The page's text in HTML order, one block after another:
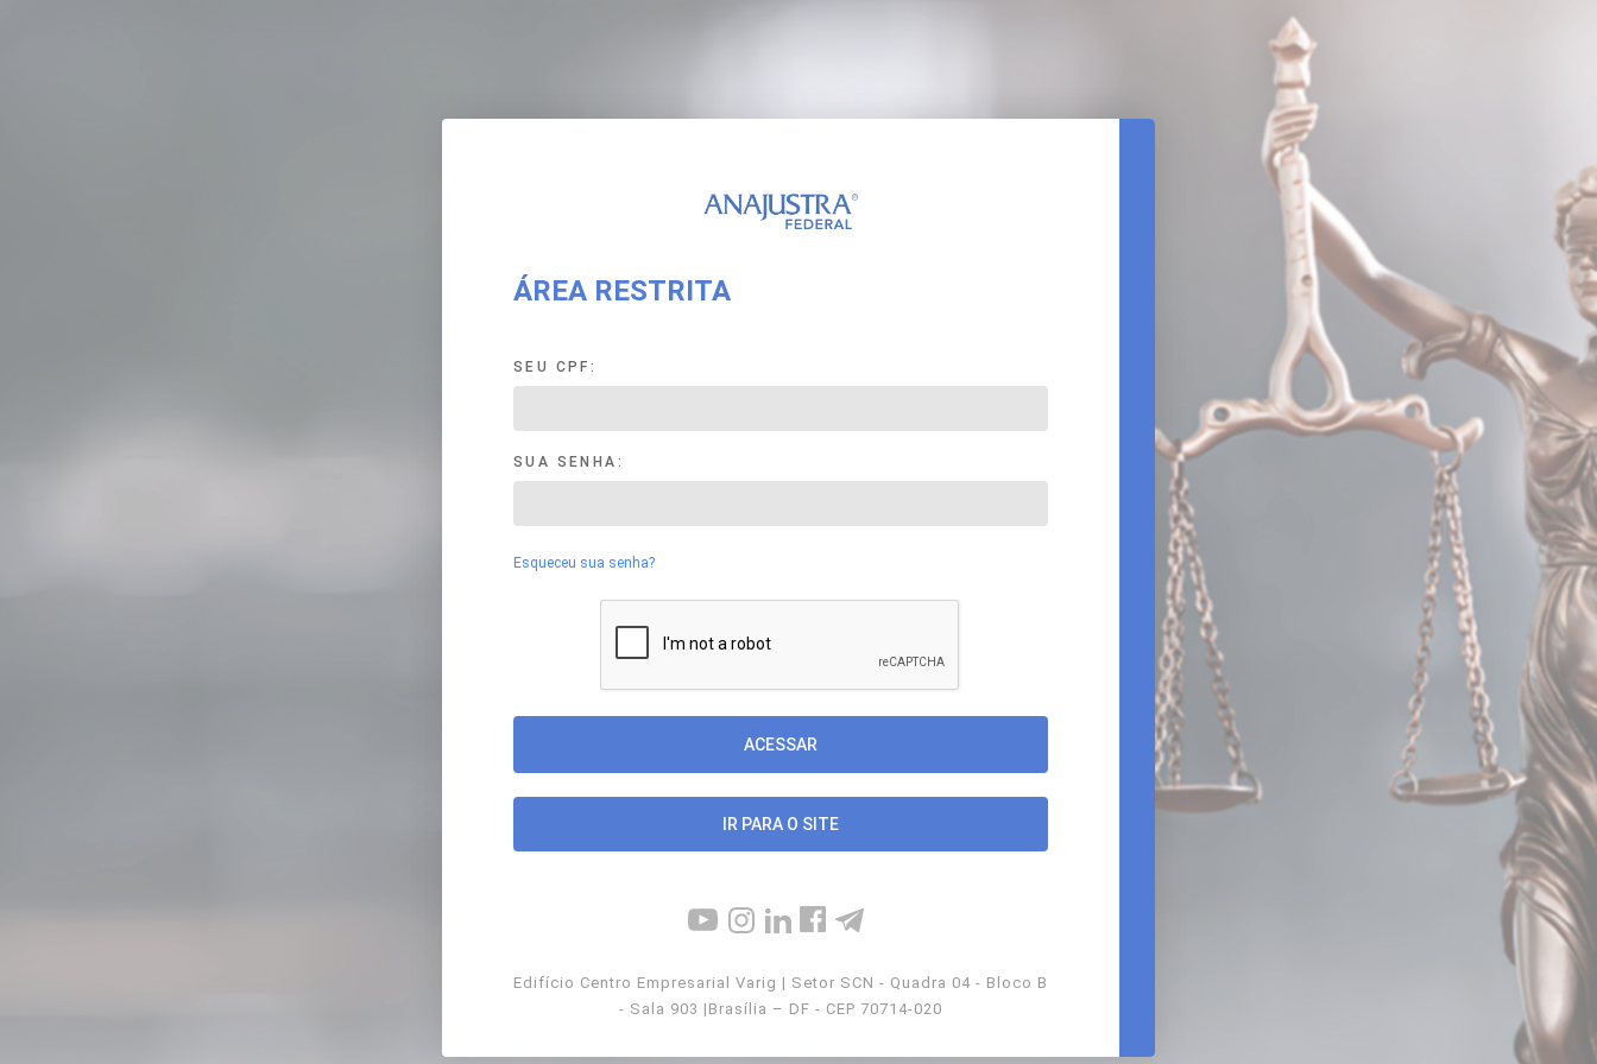
ÁREA RESTRITA
SEU CPF:
SUA SENHA:
Esqueceu sua senha?
IR PARA O SITE
Edifício Centro Empresarial Varig | Setor SCN - Quadra 04 - Bloco B
- Sala 903 |Brasília – DF - CEP 70714-020
REDEFINIÇÃO DE SENHA
DATA DE NASCIMENTO
REENVIAR
Edifício Centro Empresarial Varig | Setor SCN -
Bloco B - Sala 903 |Brasília – DF - CEP